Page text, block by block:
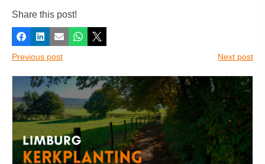
Share this post!
Facebook
LinkedInE-mailWhatsapp
X
Previous post
Next post